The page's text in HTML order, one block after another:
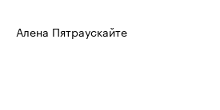
Алена Пятраускайте